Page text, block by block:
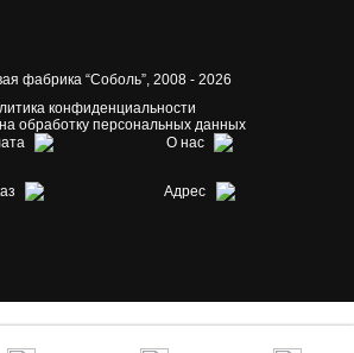
фабрика “Соболь”,2008 - 2026
конфиденциальности
обработку персональных данных
О нас
Адрес